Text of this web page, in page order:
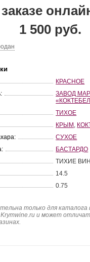
заказе
1 500 руб.
КРАСНОЕ
ЗАВОД
ТИХОЕ
КРЫМ
СУХОЕ
БАСТАРДО
ТИХИЕ
14.5
0.75
только для каталога
и может